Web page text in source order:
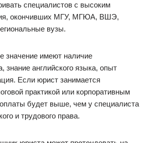
специалистов с высоким
окончивших МГУ, МГЮА, ВШЭ,
вузы.
значение имеют наличие
знание английского языка, опыт
Если юрист занимается
практикой или корпоративным
будет выше, чем у специалиста
и трудового права.